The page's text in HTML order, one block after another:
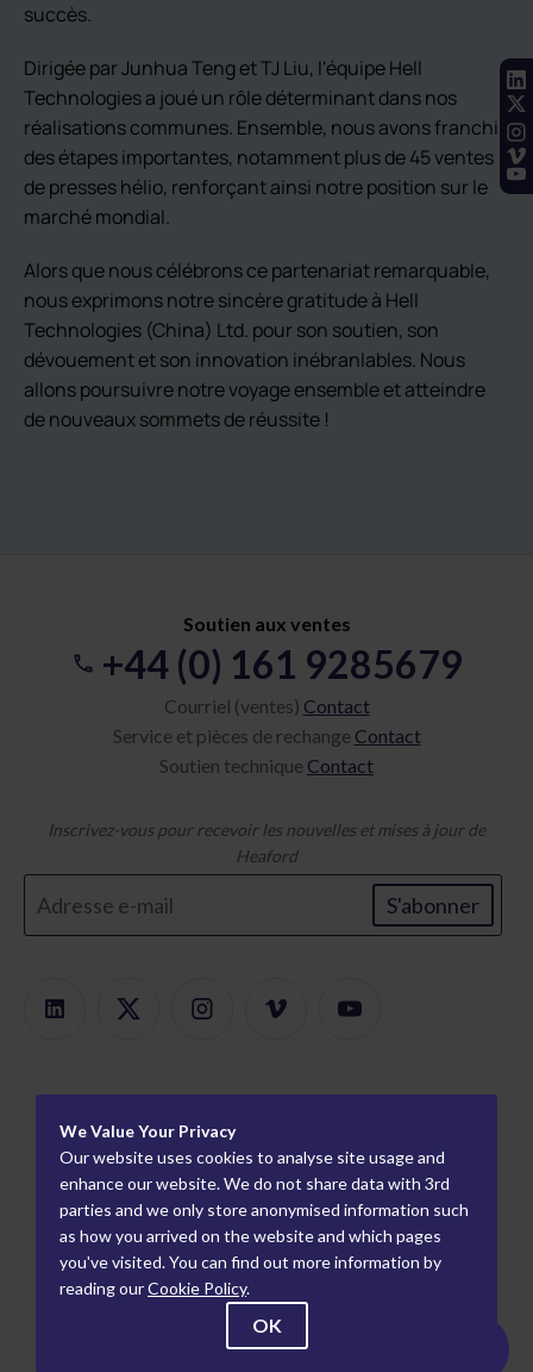
succès.
Dirigée par Junhua Teng et TJ Liu, l'équipe Hell
Technologies a joué un rôle déterminant dans nos
réalisations communes. Ensemble, nous avons franchi
des étapes importantes, notamment plus de 45 ventes
de presses hélio, renforçant ainsi notre position sur le
marché mondial.
Alors que nous célébrons ce partenariat remarquable,
nous exprimons notre sincère gratitude à Hell
Technologies (China) Ltd. pour son soutien, son
dévouement et son innovation inébranlables. Nous
allons poursuivre notre voyage ensemble et atteindre
de nouveaux sommets de réussite !
Soutien aux ventes
+44 (0) 161 9285679
Courriel (ventes) Contact
Service et pièces de rechange Contact
Soutien technique Contact
Inscrivez-vous pour recevoir les nouvelles et mises à jour de
Heaford
S'abonner
Recherche de produits
Montage modulaire
Monteurs de plaques
Épreuvage flexo
Épreuvage par gravure
À propos
Carrières
Comment nous
travaillons
Qui nous sommes
Information
Partenaires mondiaux
Partenaires industriels
politique de
9 Century Park, Pacific Rd, Altrincham, Cheshire,
Angleterre, WA14 5BJ
OK
We Value Your Privacy
Our website uses cookies to analyse site usage and
enhance our website. We do not share data with 3rd
parties and we only store anonymised information such
as how you arrived on the website and which pages
you've visited. You can find out more information by
reading ourCookie Policy.